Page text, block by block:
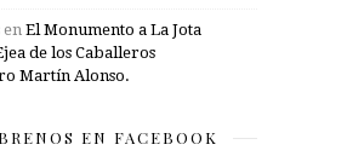
en El Monumento a La Jota
de los Caballeros
Martín Alonso.
EN FACEBOOK